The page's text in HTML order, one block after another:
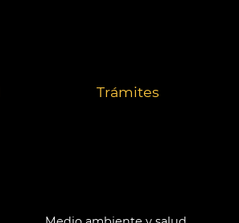
Trámites